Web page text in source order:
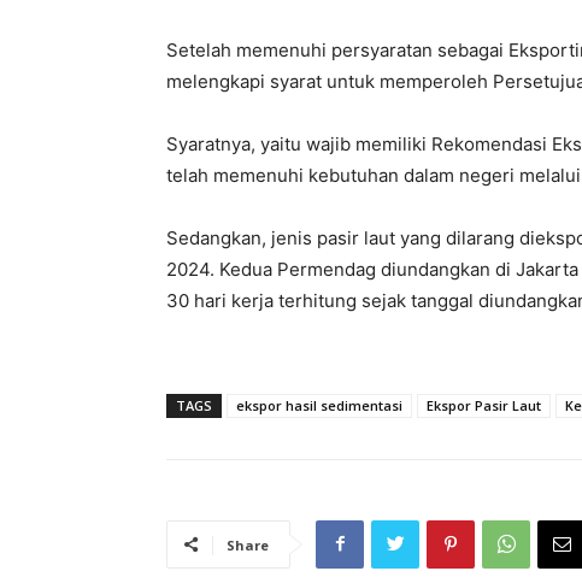
Setelah memenuhi persyaratan sebagai
melengkapi syarat untuk memperoleh
Syaratnya, yaitu wajib memiliki Rekomendasi
telah memenuhi kebutuhan dalam negeri
Sedangkan, jenis pasir laut yang dilarang
2024. Kedua Permendag diundangkan di
30 hari kerja terhitung sejak tanggal
TAGS ekspor hasil sedimentasi Ekspor Pasir Laut
Share